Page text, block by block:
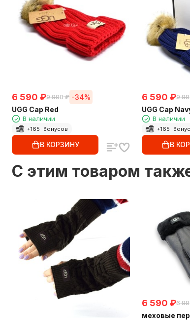
6 590 ₽9 990 ₽ -34%
UGG Cap Red
В наличии
+165 бонусов
В КОРЗИНУ
6 590 ₽9
UGG Cap
В наличии
+165
В
C этим товаром
6 590 ₽6
меховые